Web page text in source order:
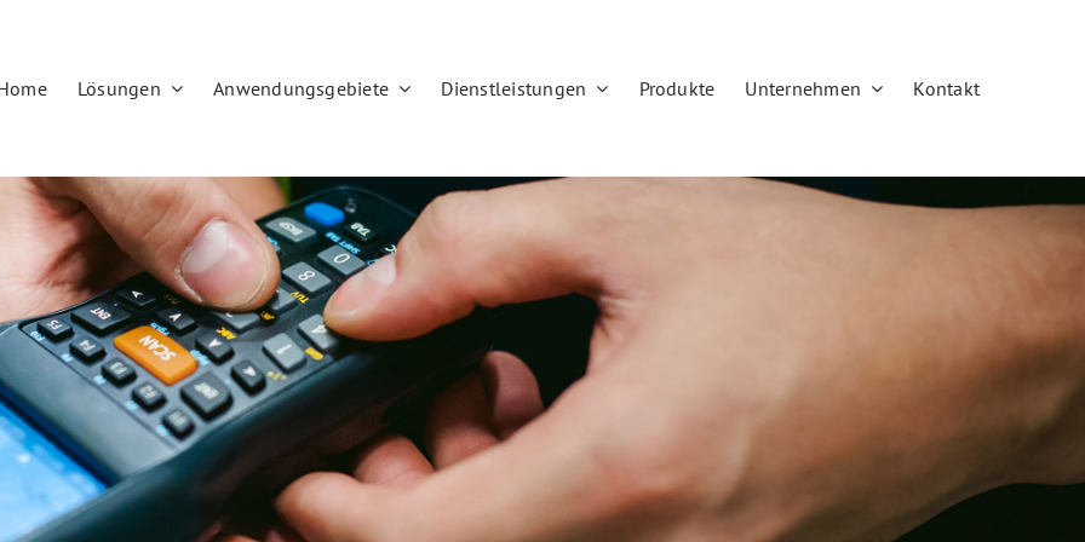
Lösungen Anwendungsgebiete Dienstleistungen Produkte Unternehmen Kontakt